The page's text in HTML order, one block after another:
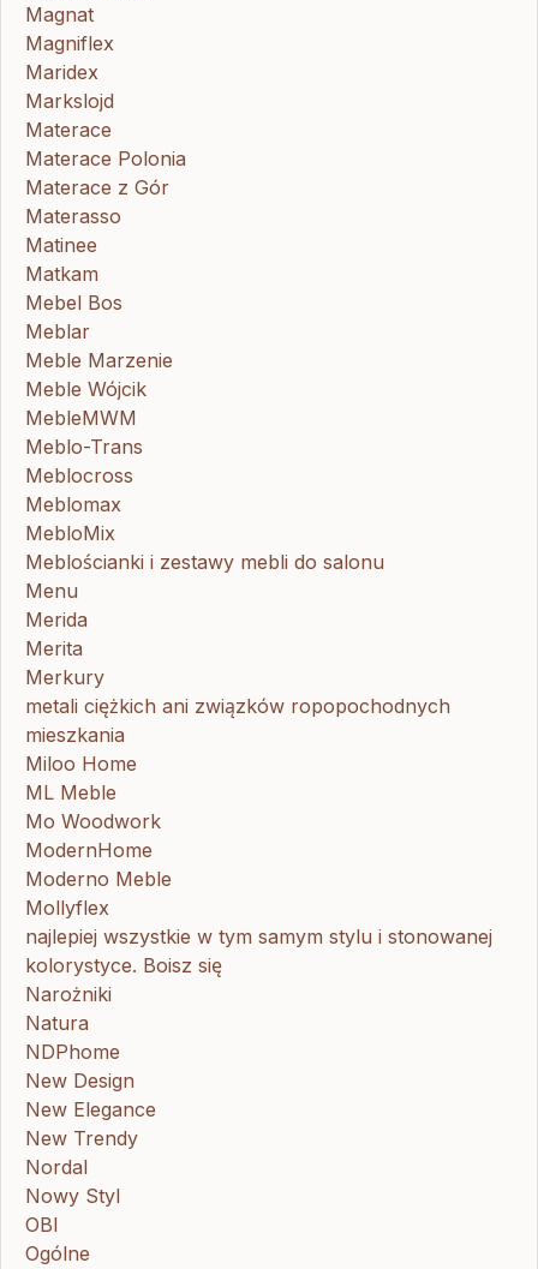
Magnat
Magniflex
Maridex
Markslojd
Materace
Materace Polonia
Materace z Gór
Materasso
Matinee
Matkam
Mebel Bos
Meblar
Meble Marzenie
Meble Wójcik
MebleMWM
Meblo-Trans
Meblocross
Meblomax
MebloMix
Meblościanki i zestawy mebli do salonu
Menu
Merida
Merita
Merkury
metali ciężkich ani związków ropopochodnych
mieszkania
Miloo Home
ML Meble
Mo Woodwork
ModernHome
Moderno Meble
Mollyflex
najlepiej wszystkie w tym samym stylu i stonowanej
kolorystyce. Boisz się
Narożniki
Natura
NDPhome
New Design
New Elegance
New Trendy
Nordal
Nowy Styl
OBI
Ogólne